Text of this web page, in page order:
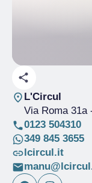
L'Circul
Via Roma 31a
0123 504310
349 845 3655
lcircul.it